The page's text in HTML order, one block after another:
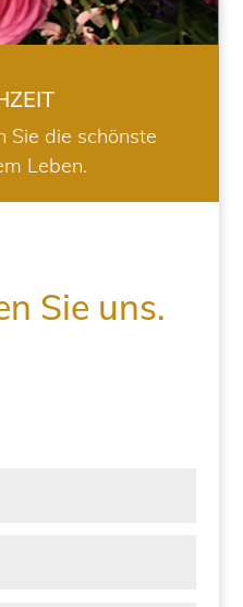
Sie die schönste
Leben.
Sie uns.